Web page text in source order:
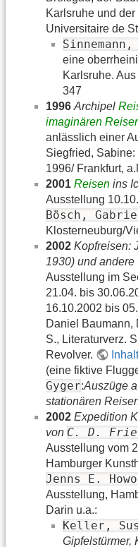
Karlsruhe und
Universitaire de
eine
Karlsruhe.
347
1996 Archipel
imaginären
anlässlich einer
Siegfried, Sabine:
1996/ Frankfurt,
2001 Reisen ins
Ausstellung
Bösch,
Klosterneuburg/
2002 Kopfreisen:
1930) und andere
Ausstellung im
21.04. bis
16.10.2002 bis
Daniel Baumann,
S., Literaturverz.
Revolver.
(eine fiktive
Gyger:Auszüge
stationären
2002 Expedition
von C. D.
Ausstellung vom
Hamburger
Jenns E.
Ausstellung,
Darin u.a.:
Keller,
Gipfelstürmer,